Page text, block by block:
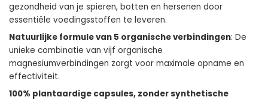
gezondheid van je spieren, botten en hersenen door
essentiële voedingsstoffen te leveren.
Natuurlijke formule van 5 organische verbindingen: De
unieke combinatie van vijf organische
magnesiumverbindingen zorgt voor maximale opname en
effectiviteit.
100% plantaardige capsules, zonder synthetische